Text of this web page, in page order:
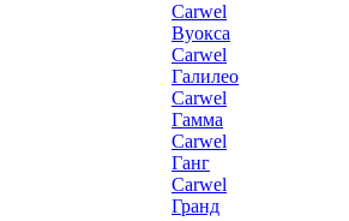
Carwel
Вуокса
Carwel
Галилео
Carwel
Гамма
Carwel
Ганг
Carwel
Гранд